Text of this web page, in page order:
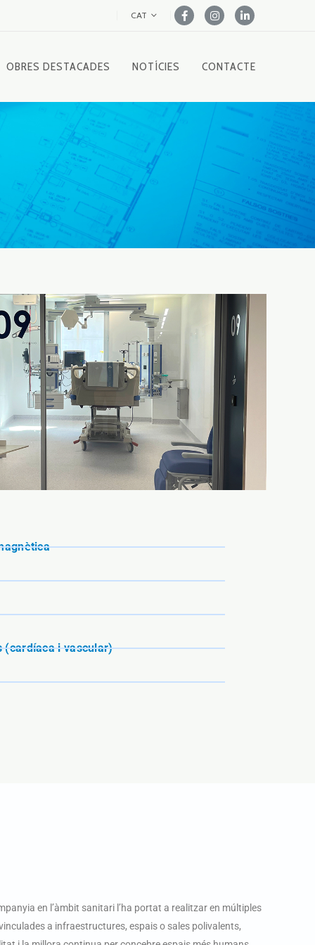
CAT
OBRES DESTACADES NOTÍCIES CONTACTE
(cardíaca i vascular)
en l’àmbit sanitari l’ha portat a realitzar en múltiples
a infraestructures, espais o sales polivalents,